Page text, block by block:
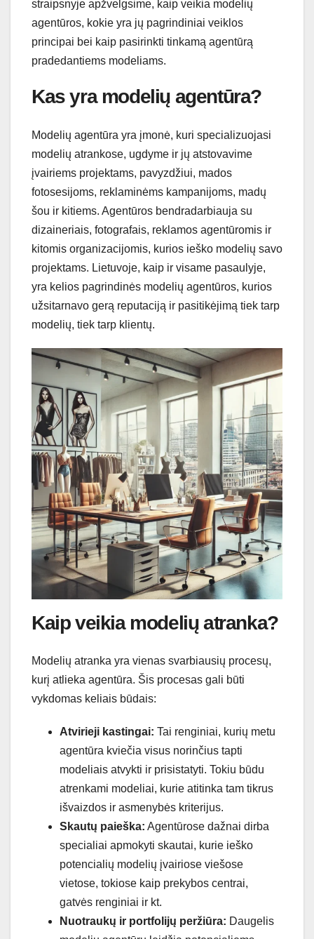
straipsnyje apžvelgsime, kaip veikia modelių
agentūros, kokie yra jų pagrindiniai veiklos
principai bei kaip pasirinkti tinkamą agentūrą
pradedantiems modeliams.
Kas yra modelių agentūra?
Modelių agentūra yra įmonė, kuri specializuojasi
modelių atrankose, ugdyme ir jų atstovavime
įvairiems projektams, pavyzdžiui, mados
fotosesijoms, reklaminėms kampanijoms, madų
šou ir kitiems. Agentūros bendradarbiauja su
dizaineriais, fotografais, reklamos agentūromis ir
kitomis organizacijomis, kurios ieško modelių savo
projektams. Lietuvoje, kaip ir visame pasaulyje,
yra kelios pagrindinės modelių agentūros, kurios
užsitarnavo gerą reputaciją ir pasitikėjimą tiek tarp
modelių, tiek tarp klientų.
Kaip veikia modelių atranka?
Modelių atranka yra vienas svarbiausių procesų,
kurį atlieka agentūra. Šis procesas gali būti
vykdomas keliais būdais:
Atvirieji kastingai: Tai renginiai, kurių metu
agentūra kviečia visus norinčius tapti
modeliais atvykti ir prisistatyti. Tokiu būdu
atrenkami modeliai, kurie atitinka tam tikrus
išvaizdos ir asmenybės kriterijus.
Skautų paieška: Agentūrose dažnai dirba
specialiai apmokyti skautai, kurie ieško
potencialių modelių įvairiose viešose
vietose, tokiose kaip prekybos centrai,
gatvės renginiai ir kt.
Nuotraukų ir portfolijų peržiūra: Daugelis